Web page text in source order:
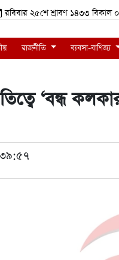
রবিবার ২৫শে শ্রাবণ ১৪৩৩
রাজনীতি ব্যবসা-বাণিজ্য
‘বন্ধ